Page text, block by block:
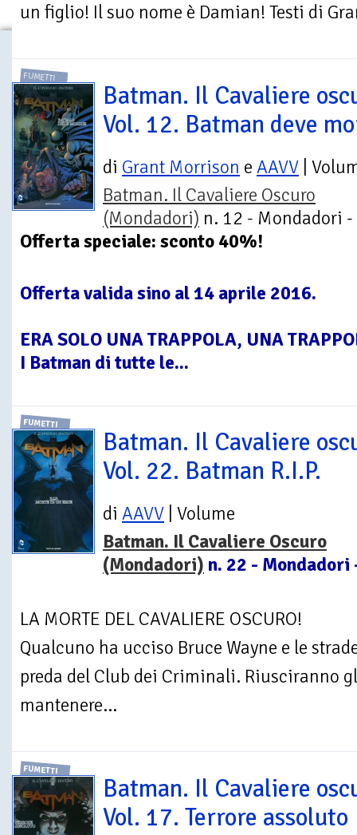
un figlio! Il suo nome è Damian! Testi di
FUMETTI
Batman. Il Cavaliere
Vol. 12. Batman deve
di Grant Morrison e AAVV |
Batman. Il Cavaliere Oscuro
(Mondadori) n. 12 - Mondadori -
Offerta speciale: sconto 40%!
Offerta valida sino al 14 aprile 2016.
ERA SOLO UNA TRAPPOLA, UNA
I Batman di tutte le...
FUMETTI
Batman. Il Cavaliere
Vol. 22. Batman R.I.P.
di AAVV | Volume
Batman. Il Cavaliere Oscuro
(Mondadori) n. 22 -
LA MORTE DEL CAVALIERE OSCURO!
Qualcuno ha ucciso Bruce Wayne e le
preda del Club dei Criminali. Riusciranno
mantenere...
FUMETTI
Batman. Il Cavaliere
Vol. 17. Terrore assoluto